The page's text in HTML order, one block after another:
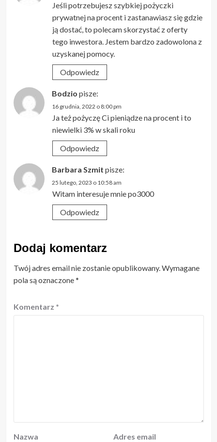
Jeśli potrzebujesz szybkiej pożyczki
prywatnej na procent i zastanawiasz się gdzie
ją dostać, to polecam skorzystać z oferty
tego inwestora. Jestem bardzo zadowolona z
uzyskanej pomocy.
Odpowiedz
Bodzio pisze:
16 grudnia, 2022 o 8:00 pm
Ja też pożyczę Ci pieniądze na procent i to
niewielki 3% w skali roku
Odpowiedz
Barbara Szmit pisze:
25 lutego, 2023 o 10:58 am
Witam interesuje mnie po3000
Odpowiedz
Dodaj komentarz
Twój adres email nie zostanie opublikowany.Wymagane
pola są oznaczone*
Komentarz *
Nazwa Adres email